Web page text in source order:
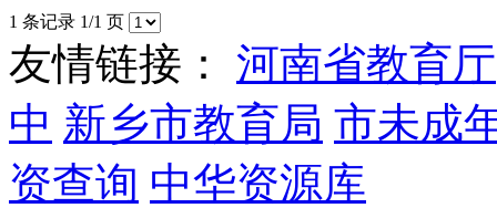
1 条记录 1/1 页
友情链接： 河南省教育厅
中 新乡市教育局 市未成
资查询 中华资源库